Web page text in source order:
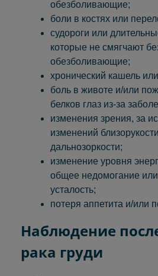
обезболивающие;
боли в костях или
судороги или
которые не смягчают
обезболивающие;
хронический кашель
боль в животе и/или
белков глаз из-за
изменения зрения, за
изменений
дальнозоркости;
изменение уровня
общее недомогание
усталость;
потеря аппетита и/или
Наблюдение
рака груди